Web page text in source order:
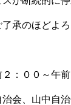
承のほどよ
００～午前
会、山中自